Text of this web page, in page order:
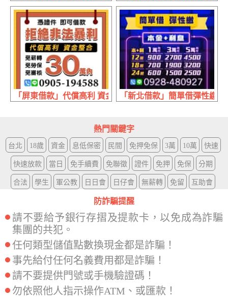
「屏東借款」代償高利 資金整合 | 30萬內 免薪轉免勞保免
「新北借款」簡單借彈性繳
熱門關鍵字
台北 18歲 資金 息低保密 民間 免押免保 3萬 10萬 快速
快速放款 當日 免手續費 免聯徵 證件 免押 免保 分期
合法 學生 軍公教 日日會 日仔會 無薪轉 免留 互助會
防詐騙提醒
請不要給予銀行存摺及提款卡，以免成為詐騙
集團的共犯。
任何類型儲值點數換現金都是詐騙！
事先給付任何名義費用都是詐騙！
請不要提供門號或手機驗證碼！
勿依照他人指示操作ATM、或匯款！